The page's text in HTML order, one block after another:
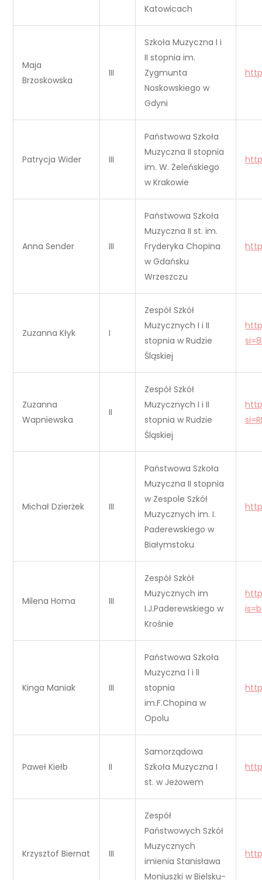
Katowicach
Maja
Brzoskowska
III
Szkoła Muzyczna I i
II stopnia im.
Zygmunta
Noskowskiego w
Gdyni
Patrycja Wider III
Państwowa Szkoła
Muzyczna II stopnia
im. W. Żeleńskiego
w Krakowie
Anna Sender III
Państwowa Szkoła
Muzyczna II st. im.
Fryderyka Chopina
w Gdańsku
Wrzeszczu
Zuzanna Kłyk I
Zespół Szkół
Muzycznych I i II
stopnia w Rudzie
Śląskiej
Zuzanna
Wapniewska
II
Zespół Szkół
Muzycznych I i II
stopnia w Rudzie
Śląskiej
Michał Dzierżek III
Państwowa Szkoła
Muzyczna II stopnia
w Zespole Szkół
Muzycznych im. I.
Paderewskiego w
Białymstoku
Milena Homa III
Zespół Szkół
Muzycznych im
I.J.Paderewskiego w
Krośnie
Kinga Maniak III
Państwowa Szkoła
Muzyczna l i ll
stopnia
im.F.Chopina w
Opolu
Paweł Kiełb II
Samorządowa
Szkoła Muzyczna I
st. w Jeżowem
Krzysztof Biernat III
Zespół
Państwowych Szkół
Muzycznych
imienia Stanisława
Moniuszki w Bielsku-